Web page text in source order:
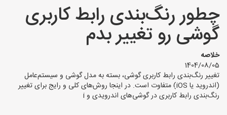
سایر گروه ها
فروشگاه های موبایل
چطور رنگ‌بندی رابط کاربری
گوشی رو تغییر بدم
خلاصه
1404/08/05
تغییر رنگ‌بندی رابط کاربری گوشی، بسته به مدل گوشی و سیستم‌عامل
(اندروید یا iOS) متفاوت است. در اینجا روش‌های کلی و رایج برای تغییر
رنگ‌بندی رابط کاربری در گوشی‌های اندرویدی و i